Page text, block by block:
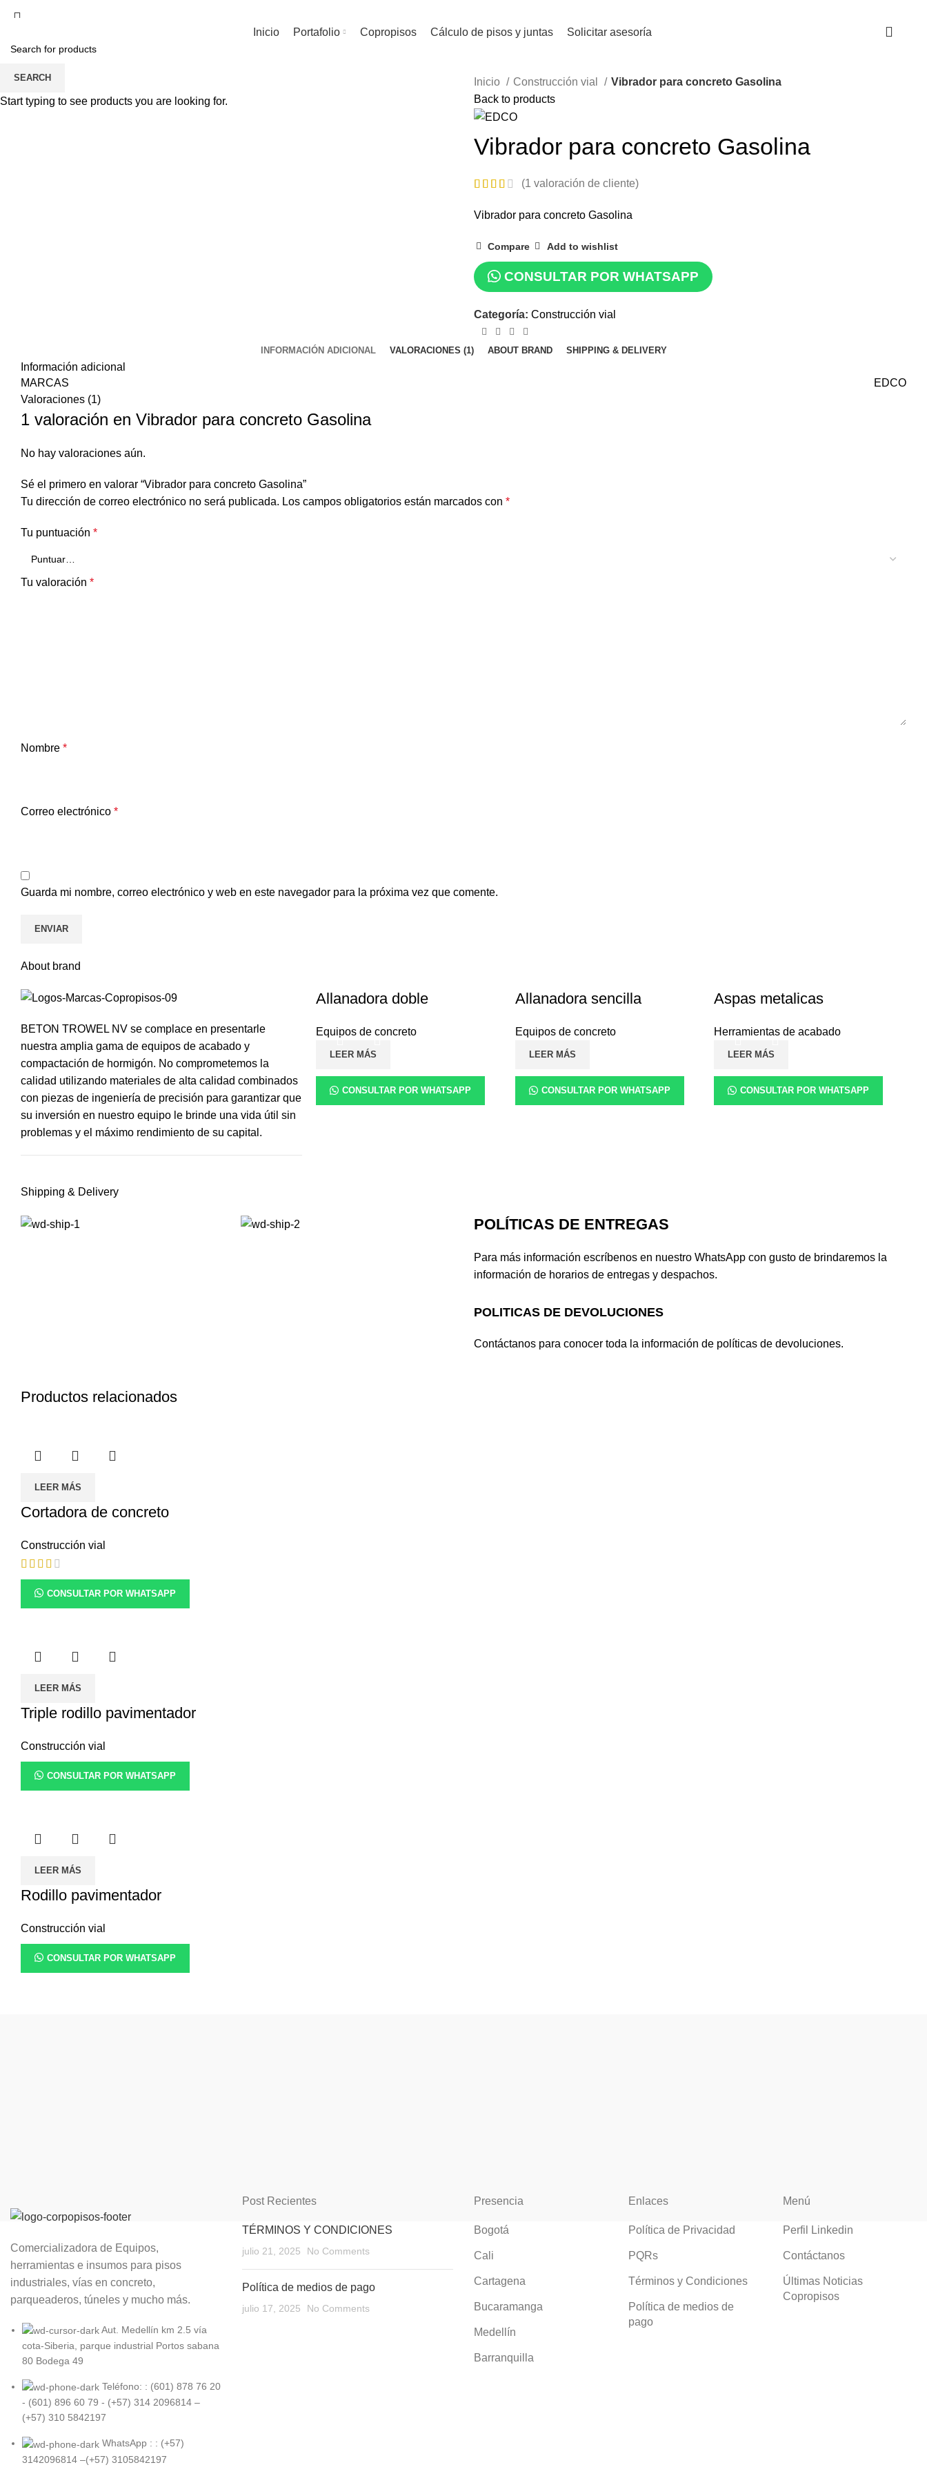
Inicio Portafolio Copropisos Cálculo de pisos y juntas Solicitar asesoría
Click to enlarge
Inicio Construcción vial
Vibrador para concreto Gasolina
Back to products
Vibrador para concreto Gasolina
(1 valoración de cliente)
Vibrador para concreto Gasolina
Compare Add to wishlist
CONSULTAR POR WHATSAPP
Categoría: Construcción vial
INFORMACIÓN ADICIONAL VALORACIONES (1) ABOUT BRAND SHIPPING & DELIVERY
Información adicional
MARCAS
EDCO
Valoraciones (1)
1 valoración en Vibrador para concreto Gasolina
No hay valoraciones aún.
Sé el primero en valorar “Vibrador para concreto Gasolina”
Tu dirección de correo electrónico no será publicada. Los campos obligatorios están marcados con *
Tu puntuación *
Tu valoración *
Nombre *
Correo electrónico *
Guarda mi nombre, correo electrónico y web en este navegador para la próxima vez que comente.
About brand
BETON TROWEL NV se complace en presentarle
nuestra amplia gama de equipos de acabado y
compactación de hormigón. No comprometemos la
calidad utilizando materiales de alta calidad combinados
con piezas de ingeniería de precisión para garantizar que
su inversión en nuestro equipo le brinde una vida útil sin
problemas y el máximo rendimiento de su capital.
Allanadora doble
Equipos de concreto
LEER MÁS
CONSULTAR POR WHATSAPP
Allanadora sencilla
Equipos de concreto
LEER MÁS
CONSULTAR POR WHATSAPP
Aspas metalicas
Herramientas de acabado
LEER MÁS
CONSULTAR POR WHATSAPP
Shipping & Delivery
POLÍTICAS DE ENTREGAS
Para más información escríbenos en nuestro WhatsApp con gusto de brindaremos la
información de horarios de entregas y despachos.
POLITICAS DE DEVOLUCIONES
Contáctanos para conocer toda la información de políticas de devoluciones.
Productos relacionados
LEER MÁS
Cortadora de concreto
Construcción vial
CONSULTAR POR WHATSAPP
LEER MÁS
Triple rodillo pavimentador
Construcción vial
CONSULTAR POR WHATSAPP
LEER MÁS
Rodillo pavimentador
Construcción vial
CONSULTAR POR WHATSAPP
Comercializadora de Equipos,
herramientas e insumos para pisos
industriales, vías en concreto,
parqueaderos, túneles y mucho más.
Aut. Medellín km 2.5 vía
cota-Siberia, parque industrial Portos sabana
80 Bodega 49
Teléfono: : (601) 878 76 20
- (601) 896 60 79 - (+57) 314 2096814 –
(+57) 310 5842197
WhatsApp : : (+57)
3142096814 –(+57) 3105842197
Post Recientes
TÉRMINOS Y CONDICIONES
julio 21, 2025 No Comments
Política de medios de pago
julio 17, 2025 No Comments
Presencia
Bogotá
Cali
Cartagena
Bucaramanga
Medellín
Barranquilla
Enlaces
Política de Privacidad
PQRs
Términos y Condiciones
Política de medios de
pago
Menú
Perfil Linkedin
Contáctanos
Últimas Noticias
Copropisos
SEARCH
Start typing to see products you are looking for.